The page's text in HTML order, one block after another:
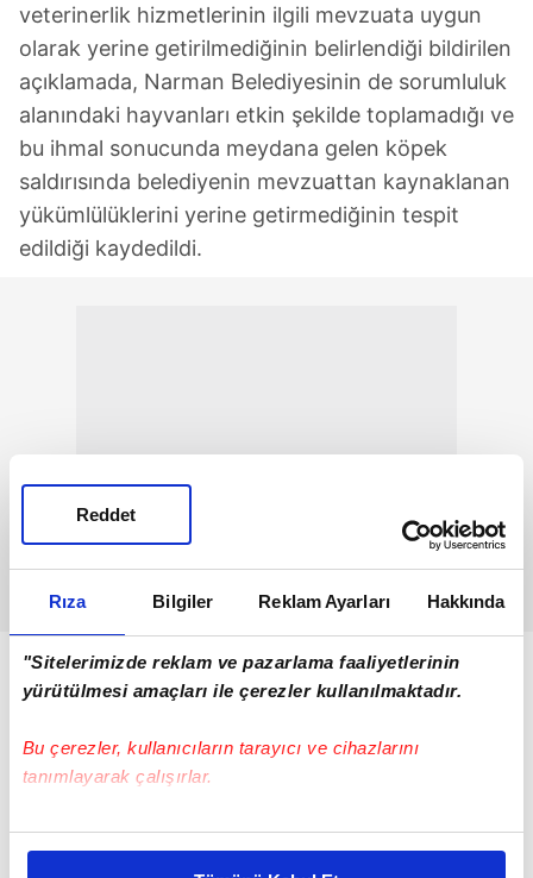
Rıza Bilgiler Reklam Ayarları Hakkında
"Sitelerimizde reklam ve pazarlama faaliyetlerinin
yürütülmesi amaçları ile çerezler kullanılmaktadır.
Bu çerezler, kullanıcıların tarayıcı ve cihazlarını
tanımlayarak çalışırlar.
Bu çerezlere izin vermeniz halinde sizlere özel
Reddet
veterinerlik hizmetlerinin ilgili mevzuata uygun
olarak yerine getirilmediğinin belirlendiği bildirilen
açıklamada, Narman Belediyesinin de sorumluluk
alanındaki hayvanları etkin şekilde toplamadığı ve
bu ihmal sonucunda meydana gelen köpek
saldırısında belediyenin mevzuattan kaynaklanan
yükümlülüklerini yerine getirmediğinin tespit
edildiği kaydedildi.